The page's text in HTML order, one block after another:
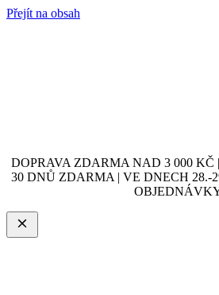
Přejít na obsah
DOPRAVA ZDARMA NAD 3 000
30 DNŮ ZDARMA | VE DNECH 28.-